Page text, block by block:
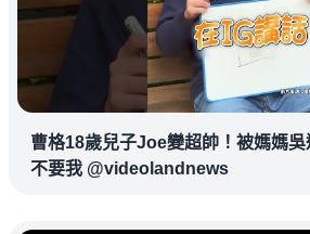
曹格18歲兒子Joe變超帥！被媽媽
不要我 @videolandnews